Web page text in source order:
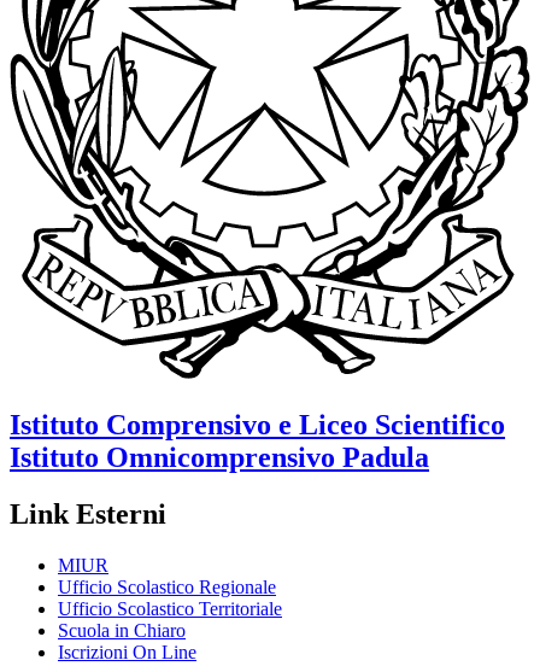
Istituto Comprensivo e Liceo Scientifico
Istituto Omnicomprensivo Padula
Link Esterni
MIUR
Ufficio Scolastico Regionale
Ufficio Scolastico Territoriale
Scuola in Chiaro
Iscrizioni On Line